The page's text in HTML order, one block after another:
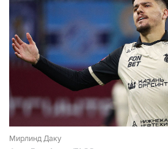
Мирлинд Даку